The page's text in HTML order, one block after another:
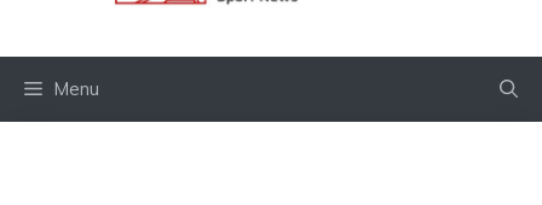
Menu